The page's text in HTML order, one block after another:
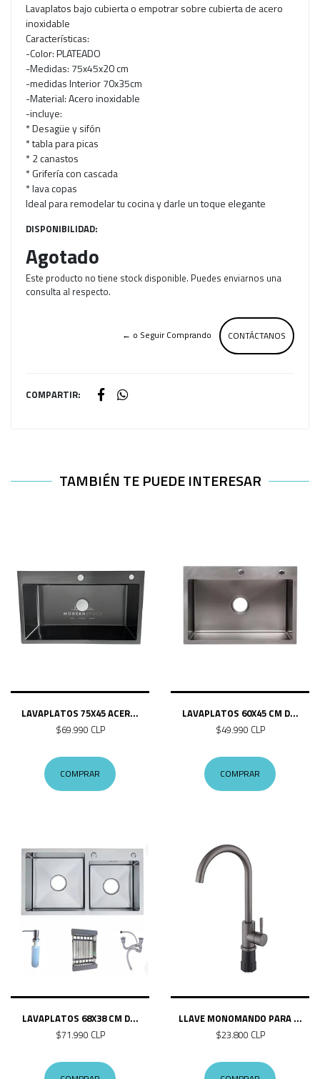
Lavaplatos bajo cubierta o empotrar sobre cubierta de acero
inoxidable
Características:
-Color: PLATEADO
-Medidas: 75x45x20 cm
-medidas Interior 70x35cm
-Material: Acero inoxidable
-incluye:
* Desagüe y sifón
* tabla para picas
* 2 canastos
* Grifería con cascada
* lava copas
Ideal para remodelar tu cocina y darle un toque elegante
DISPONIBILIDAD:
Agotado
Este producto no tiene stock disponible. Puedes enviarnos una
consulta al respecto.
CONTÁCTANOS
← o Seguir Comprando
COMPARTIR:
TAMBIÉN TE PUEDE INTERESAR
LAVAPLATOS 75X45 ACER...
$69.990 CLP
COMPRAR
LAVAPLATOS 60X45 CM D...
$49.990 CLP
COMPRAR
LAVAPLATOS 68X38 CM D...
$71.990 CLP
LLAVE MONOMANDO PARA ...
$23.800 CLP